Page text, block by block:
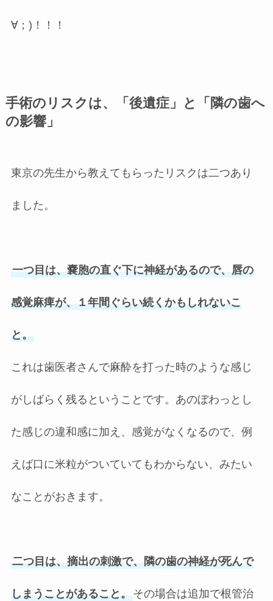
∀；)！！！
手術のリスクは、「後遺症」と「隣の歯へ
の影響」
東京の先生から教えてもらったリスクは二つあり
ました。
一つ目は、嚢胞の直ぐ下に神経があるので、唇の
感覚麻痺が、１年間ぐらい続くかもしれないこ
と。
これは歯医者さんで麻酔を打った時のような感じ
がしばらく残るということです。あのぼわっとし
た感じの違和感に加え、感覚がなくなるので、例
えば口に米粒がついていてもわからない、みたい
なことがおきます。
二つ目は、摘出の刺激で、隣の歯の神経が死んで
しまうことがあること。その場合は追加で根管治